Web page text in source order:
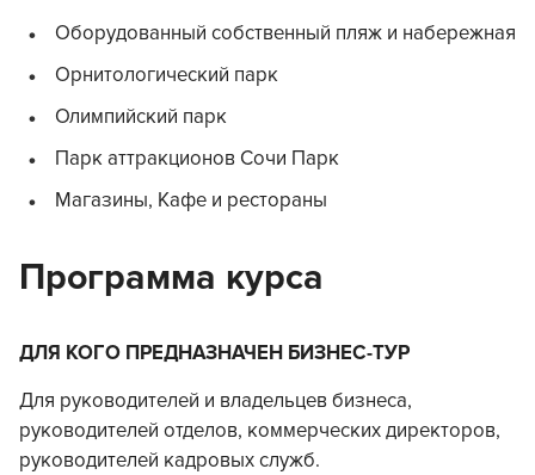
Оборудованный собственный пляж и набережная
Орнитологический парк
Олимпийский парк
Парк аттракционов Сочи Парк
Магазины, Кафе и рестораны
Программа курса
ДЛЯ КОГО ПРЕДНАЗНАЧЕН БИЗНЕС-ТУР
Для руководителей и владельцев бизнеса,
руководителей отделов, коммерческих директоров,
руководителей кадровых служб.